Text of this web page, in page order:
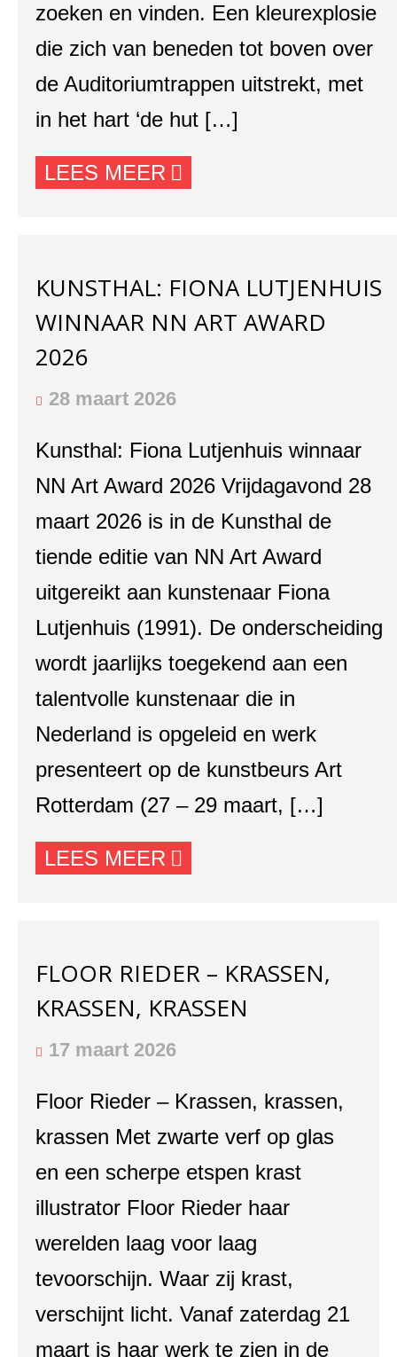
zoeken en vinden. Een kleurexplosie
die zich van beneden tot boven over
de Auditoriumtrappen uitstrekt, met
in het hart ‘de hut […]
LEES MEER
KUNSTHAL: FIONA LUTJENHUIS
WINNAAR NN ART AWARD
2026
28 maart 2026
Kunsthal: Fiona Lutjenhuis winnaar
NN Art Award 2026 Vrijdagavond 28
maart 2026 is in de Kunsthal de
tiende editie van NN Art Award
uitgereikt aan kunstenaar Fiona
Lutjenhuis (1991). De onderscheiding
wordt jaarlijks toegekend aan een
talentvolle kunstenaar die in
Nederland is opgeleid en werk
presenteert op de kunstbeurs Art
Rotterdam (27 – 29 maart, […]
LEES MEER
FLOOR RIEDER – KRASSEN,
KRASSEN, KRASSEN
17 maart 2026
Floor Rieder – Krassen, krassen,
krassen Met zwarte verf op glas
en een scherpe etspen krast
illustrator Floor Rieder haar
werelden laag voor laag
tevoorschijn. Waar zij krast,
verschijnt licht. Vanaf zaterdag 21
maart is haar werk te zien in de